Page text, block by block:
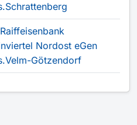
Raiffeisenbank
Nordost eGen
Götzendorf